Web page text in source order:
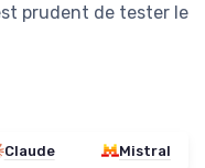
prudent de tester le
Claude Mistral